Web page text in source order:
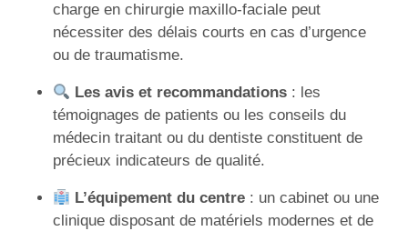
charge en chirurgie maxillo-faciale peut
nécessiter des délais courts en cas d’urgence
ou de traumatisme.
Les avis et recommandations : les
témoignages de patients ou les conseils du
médecin traitant ou du dentiste constituent de
précieux indicateurs de qualité.
L’équipement du centre : un cabinet ou une
clinique disposant de matériels modernes et de